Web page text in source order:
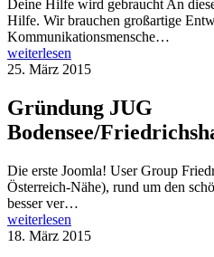
Deine Hilfe wird gebraucht An
Hilfe. Wir brauchen großartige
Kommunikationsmensche…
weiterlesen
25. März 2015
Gründung JUG
Bodensee/
Die erste Joomla! User Group
Österreich-Nähe), rund um den
besser ver…
weiterlesen
18. März 2015